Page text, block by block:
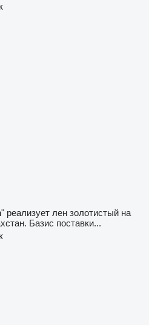
реализует лен золотистый на
Базис поставки...